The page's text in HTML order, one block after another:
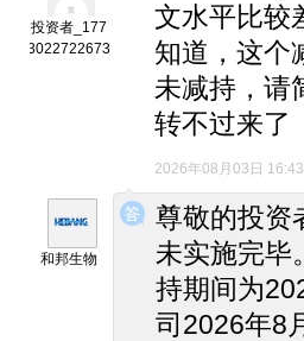
投资者_177
3022722673
文水平比较
知道，这个
未减持，请
转不过来了
2026年08月03日 16:43
◆
◆
和邦生物
尊敬的投资
未实施完毕
持期间为
司2026年8